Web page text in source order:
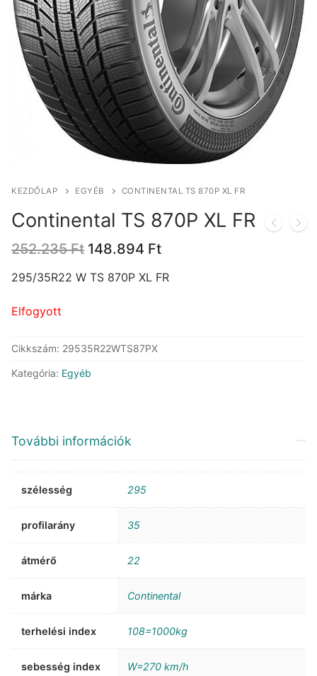
KEZDŐLAP EGYÉB CONTINENTAL TS 870P XL FR
Continental TS 870P XL FR
252.235Ft Original
was:
148.894 FtCurrent
is:
295/35R22 W TS 870P XL FR
Elfogyott
Cikkszám: 29535R22WTS87PX
Kategória: Egyéb
További információk
szélesség 295
profilarány 35
átmérő 22
márka Continental
terhelési index 108=1000kg
sebesség index W=270 km/h